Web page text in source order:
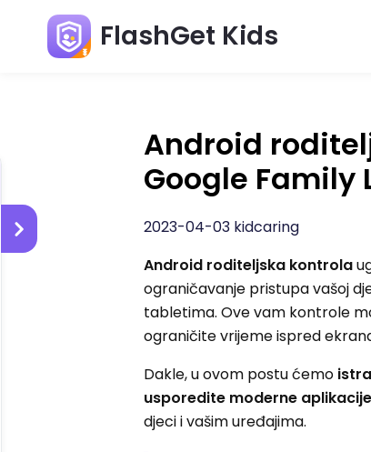
FlashGet Kids
Android
Google Family
2023-04-03 kidcaring
Android roditeljska kontrola
ograničavanje pristupa vašoj
tabletima. Ove vam kontrole
ograničite vrijeme ispred
Dakle, u ovom postu ćemo
usporedite moderne
djeci i vašim uređajima.